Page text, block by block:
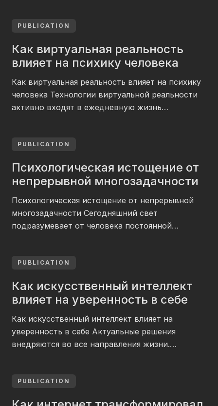
в социальных сетях, информационные шапки
Мозг человека адаптируется к таким типам,
модифицируя приёмы переработки
информации. Работы нейробиологов
обнаруживают соотношение между
PUBLICATION
Как виртуальная реальность
влияет на психику человека
Как виртуальная реальность влияет на психику
человека Технологии виртуальной реальности
активно входят в ежедневную жизнь
непростым рабочим умениям. Учебные
показа исторических происшествий. Отрасль
развлечений предлагает игры с глубоким
вовлечением в иные пространства. Виртуальная
реальность формирует ощущение присутствия
в пространстве, которого физически не […]
PUBLICATION
Психологическая истощение от
непрерывной многозадачности
Психологическая истощение от непрерывной
многозадачности Сегодняшний свет
подразумевает от человека постоянной
общение с близкими — все эти сферы требуют
размывают пределы между деятельностью и
досугом. Человек отвечает на письма во время
вечера, проверяет уведомления перед сном.
Непрерывное переключение между задачами
PUBLICATION
Как искусственный интеллект
влияет на уверенность в себе
Как искусственный интеллект влияет на
уверенность в себе Актуальные решения
внедряются во все направления жизни.
человеческого присутствия. Люди приступают
PUBLICATION